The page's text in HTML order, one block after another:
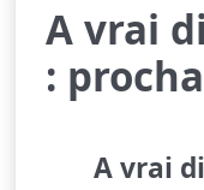
A vrai
:
A vrai